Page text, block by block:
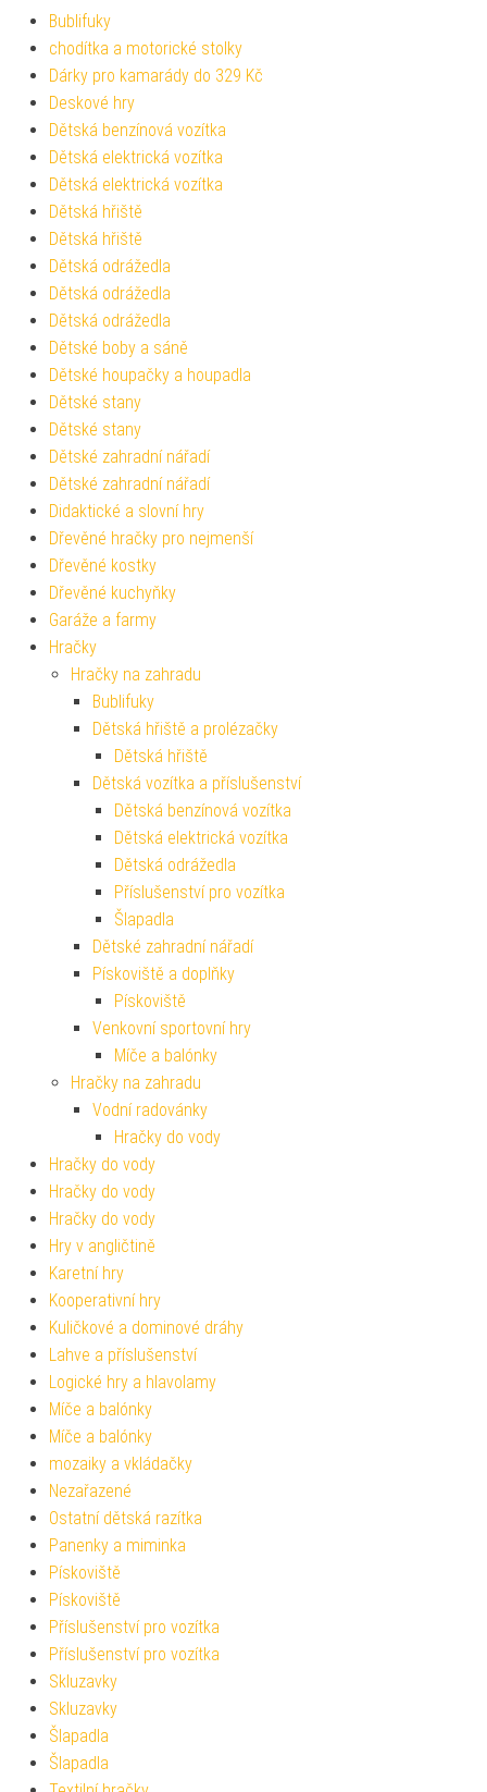
Bublifuky
chodítka a motorické stolky
Dárky pro kamarády do 329 Kč
Deskové hry
Dětská benzínová vozítka
Dětská elektrická vozítka
Dětská elektrická vozítka
Dětská hřiště
Dětská hřiště
Dětská odrážedla
Dětská odrážedla
Dětská odrážedla
Dětské boby a sáně
Dětské houpačky a houpadla
Dětské stany
Dětské stany
Dětské zahradní nářadí
Dětské zahradní nářadí
Didaktické a slovní hry
Dřevěné hračky pro nejmenší
Dřevěné kostky
Dřevěné kuchyňky
Garáže a farmy
Hračky
Hračky na zahradu
Bublifuky
Dětská hřiště a prolézačky
Dětská hřiště
Dětská vozítka a příslušenství
Dětská benzínová vozítka
Dětská elektrická vozítka
Dětská odrážedla
Příslušenství pro vozítka
Šlapadla
Dětské zahradní nářadí
Pískoviště a doplňky
Pískoviště
Venkovní sportovní hry
Míče a balónky
Hračky na zahradu
Vodní radovánky
Hračky do vody
Hračky do vody
Hračky do vody
Hračky do vody
Hry v angličtině
Karetní hry
Kooperativní hry
Kuličkové a dominové dráhy
Lahve a příslušenství
Logické hry a hlavolamy
Míče a balónky
Míče a balónky
mozaiky a vkládačky
Nezařazené
Ostatní dětská razítka
Panenky a miminka
Pískoviště
Pískoviště
Příslušenství pro vozítka
Příslušenství pro vozítka
Skluzavky
Skluzavky
Šlapadla
Šlapadla